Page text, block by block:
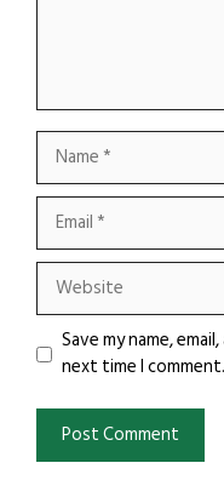
Name
Email
Website
Save my name,
next time I comment.